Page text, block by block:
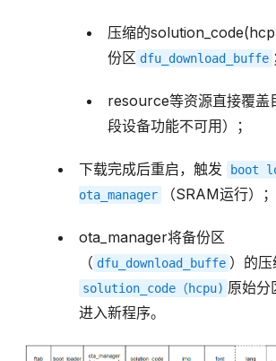
压缩的
份区 dfu_download_buffe
resource等资源直接覆盖
段设备功能不可用）；
下载完成后重启，触发 boot
ota_manager
（SRAM运行）；
ota_manager将备份区
（ dfu_download_buffe ）的压
solution_code（hcpu) 原始分
进入新程序。